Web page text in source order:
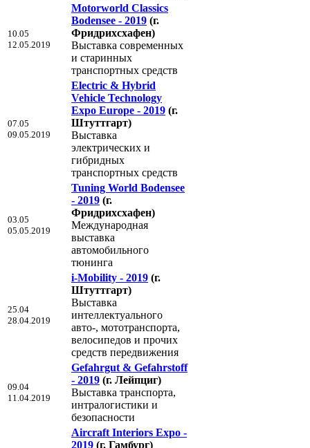
10.05
12.05.2019
Motorworld Classics
Bodensee - 2019 (г.
Фридрихсхафен)
Выставка современных
и старинных
транспортных средств
07.05
09.05.2019
Electric & Hybrid
Vehicle Technology
Expo Europe - 2019 (г.
Штуттгарт)
Выставка
электрических и
гибридных
транспортных средств
03.05
05.05.2019
Tuning World Bodensee
- 2019 (г.
Фридрихсхафен)
Международная
выставка
автомобильного
тюнинга
25.04
28.04.2019
i-Mobility - 2019 (г.
Штуттгарт)
Выставка
интеллектуального
авто-, мототранспорта,
велосипедов и прочих
средств передвижения
09.04
11.04.2019
Gefahrgut & Gefahrstoff
- 2019 (г. Лейпциг)
Выставка транспорта,
интралогистики и
безопасности
Aircraft Interiors Expo -
2019 (г. Гамбург)